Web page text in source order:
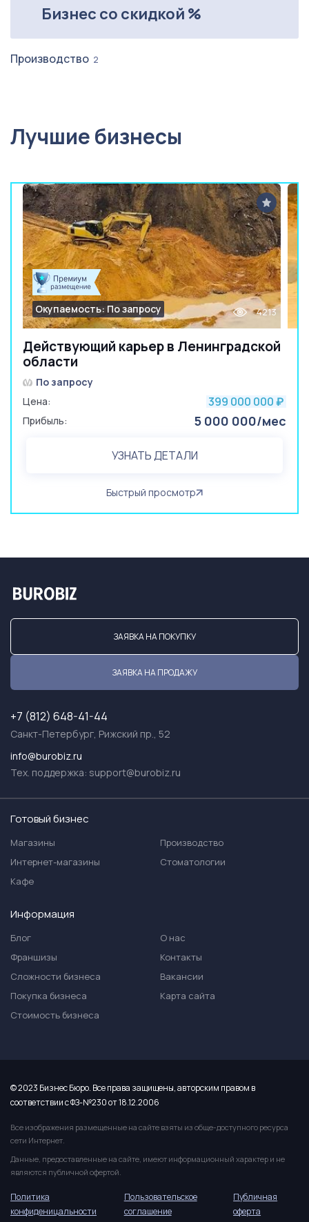
Бизнес со скидкой %
Производство 2
Лучшие бизнесы
Действующий карьер в Ленинградской
области
Окупаемость: По запросу 4213
По запросу
Цена:
399 000 000 ₽
Прибыль: 5 000 000/мес
УЗНАТЬ ДЕТАЛИ
Быстрый просмотр
ЗАЯВКА НА ПОКУПКУ
ЗАЯВКА НА ПРОДАЖУ
+7 (812) 648-41-44
Санкт-Петербург, Рижский пр., 52
info@burobiz.ru
Тех. поддержка: support@burobiz.ru
Готовый бизнес
Магазины
Интернет-магазины
Кафе
Производство
Стоматологии
Информация
Блог
Франшизы
Сложности бизнеса
Покупка бизнеса
Стоимость бизнеса
О нас
Контакты
Вакансии
Карта сайта
© 2023 Бизнес Бюро. Все права защищены, авторским правом в
соответствии с ФЗ-№230 от 18.12.2006
Все изображения размещенные на сайте взяты из обще-доступного ресурса
сети Интернет.
Данные, предоставленные на сайте, имеют информационный характер и не
являются публичной офертой.
Политика
конфиденицальности
Пользовательское
соглашение
Публичная
оферта